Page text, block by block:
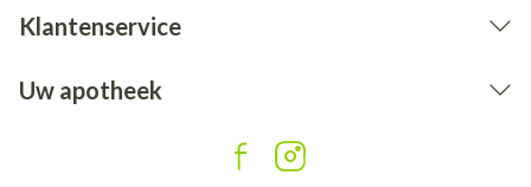
Klantenservice
Uw apotheek